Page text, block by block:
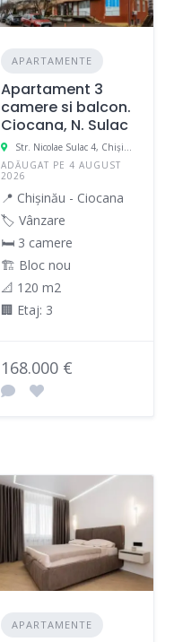
APARTAMENTE
Apartament 3
camere si balcon.
Ciocana, N. Sulac
Str. Nicolae Sulac 4, Chișinău, Moldova
ADĂUGAT PE 4 AUGUST
2026
📍 Chișinău - Ciocana
🏷️ Vânzare
🛏 3 camere
🏗️ Bloc nou
📐 120 m2
🏢 Etaj: 3
168.000 €
APARTAMENTE